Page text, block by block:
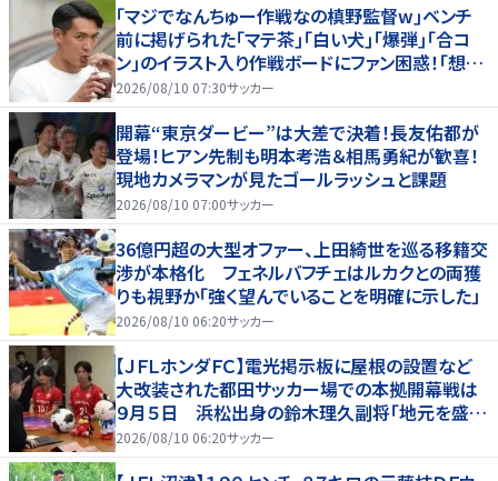
｢マジでなんちゅー作戦なの槙野監督w｣ベンチ
前に掲げられた｢マテ茶｣｢白い犬｣｢爆弾｣｢合コ
ン｣のイラスト入り作戦ボードにファン困惑！｢想像
よりデカくて吹いた｣
2026/08/10 07:30サッカー
開幕“東京ダービー”は大差で決着！長友佑都が
登場！ヒアン先制も明本考浩＆相馬勇紀が歓喜！
現地カメラマンが見たゴールラッシュと課題
2026/08/10 07:00サッカー
36億円超の大型オファー、上田綺世を巡る移籍交
渉が本格化 フェネルバフチェはルカクとの両獲
りも視野か「強く望んでいることを明確に示した」
2026/08/10 06:20サッカー
【ＪＦＬホンダＦＣ】電光掲示板に屋根の設置など
大改装された都田サッカー場での本拠開幕戦は
９月５日 浜松出身の鈴木理久副将「地元を盛り
上げたい」
2026/08/10 06:20サッカー